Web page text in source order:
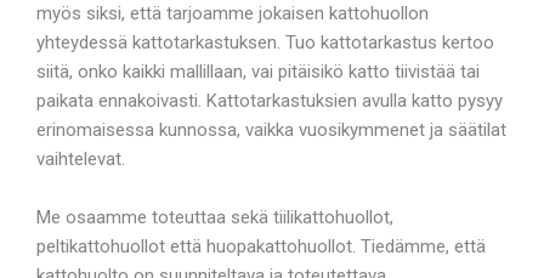
myös siksi, että tarjoamme jokaisen kattohuollon
yhteydessä kattotarkastuksen. Tuo kattotarkastus kertoo
siitä, onko kaikki mallillaan, vai pitäisikö katto tiivistää tai
paikata ennakoivasti. Kattotarkastuksien avulla katto pysyy
erinomaisessa kunnossa, vaikka vuosikymmenet ja säätilat
vaihtelevat.
Me osaamme toteuttaa sekä tiilikattohuollot,
peltikattohuollot että huopakattohuollot. Tiedämme, että